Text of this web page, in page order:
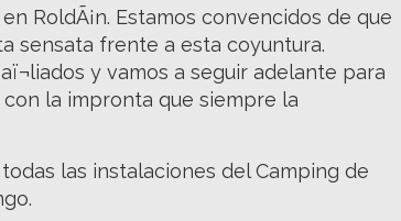
RoldÃ¡n. Estamos convencidos de que
sensata frente a esta coyuntura.
y vamos a seguir adelante para
la impronta que siempre la
las instalaciones del Camping de